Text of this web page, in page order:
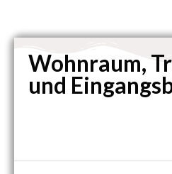
Wohnraum,
und